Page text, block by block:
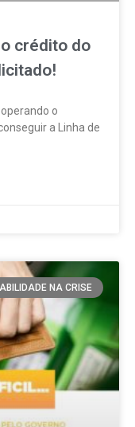
crédito do
o
a Linha de
NA CRISE